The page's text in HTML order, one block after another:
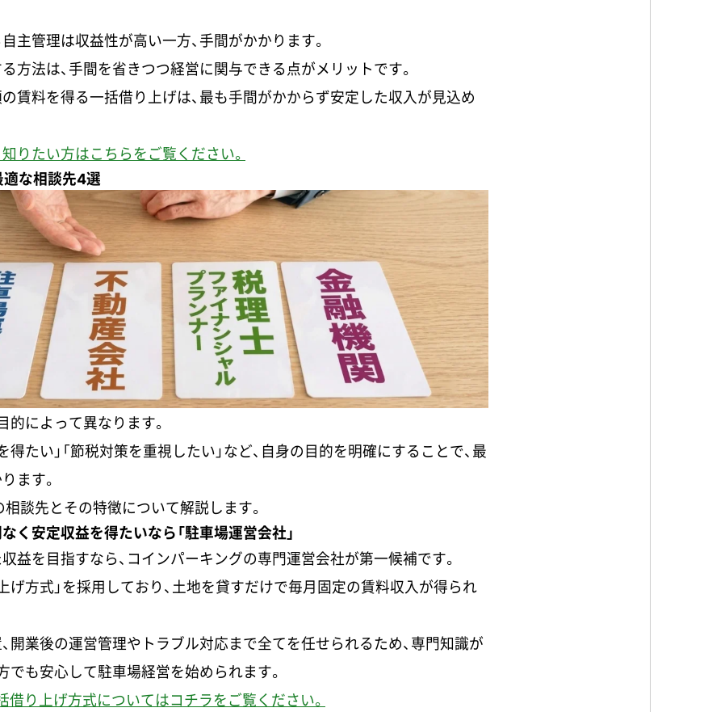
主管理は収益性が高い一方、手間がかかります。
方法は、手間を省きつつ経営に関与できる点がメリットです。
賃料を得る一括借り上げは、最も手間がかからず安定した収入が見込め
りたい方はこちらをご覧ください。
適な相談先4選
的によって異なります。
得たい」「節税対策を重視したい」など、自身の目的を明確にすることで、最
ます。
談先とその特徴について解説します。
く安定収益を得たいなら「駐車場運営会社」
益を目指すなら、コインパーキングの専門運営会社が第一候補です。
げ方式」を採用しており、土地を貸すだけで毎月固定の賃料収入が得られ
開業後の運営管理やトラブル対応まで全てを任せられるため、専門知識が
でも安心して駐車場経営を始められます。
借り上げ方式についてはコチラをご覧ください。